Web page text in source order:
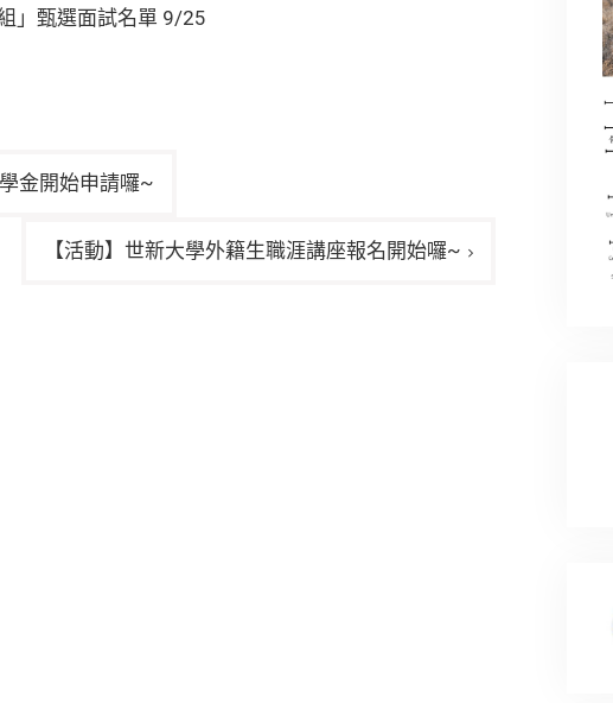
」甄選面試名單 9/25
金開始申請囉~
【活動】世新大學外籍生職涯講座報名開始囉~